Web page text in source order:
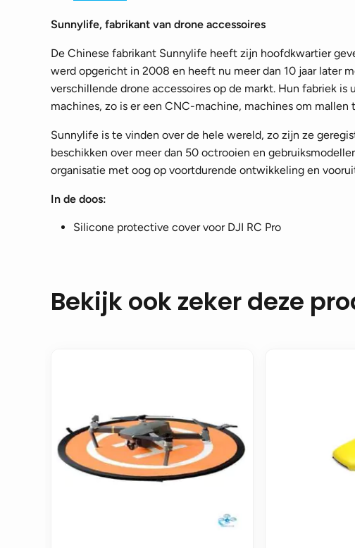
Sunnylife, fabrikant van drone accessoires
De Chinese fabrikant Sunnylife heeft zijn hoofdkwartier
werd opgericht in 2008 en heeft nu meer dan 10 jaar later
verschillende drone accessoires op de markt. Hun fabriek is
machines, zo is er een CNC-machine, machines om mallen
Sunnylife is te vinden over de hele wereld, zo zijn ze
beschikken over meer dan 50 octrooien en
organisatie met oog op voortdurende ontwikkeling en
In de doos:
Silicone protective cover voor DJI RC Pro
Bekijk ook zeker deze